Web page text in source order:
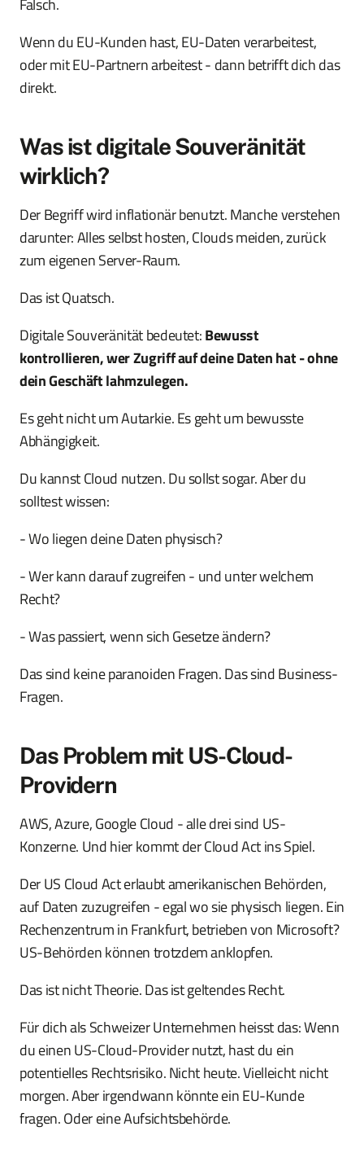
Falsch.
Wenn du EU-Kunden hast, EU-Daten verarbeitest,
oder mit EU-Partnern arbeitest - dann betrifft dich das
direkt.
Was ist digitale Souveränität
wirklich?
Der Begriff wird inflationär benutzt. Manche verstehen
darunter: Alles selbst hosten, Clouds meiden, zurück
zum eigenen Server-Raum.
Das ist Quatsch.
Digitale Souveränität bedeutet:Bewusst
kontrollieren, wer Zugriff auf deine Daten hat - ohne
dein Geschäft lahmzulegen.
Es geht nicht um Autarkie. Es geht um bewusste
Abhängigkeit.
Du kannst Cloud nutzen. Du sollst sogar. Aber du
solltest wissen:
- Wo liegen deine Daten physisch?
- Wer kann darauf zugreifen - und unter welchem
Recht?
- Was passiert, wenn sich Gesetze ändern?
Das sind keine paranoiden Fragen. Das sind Business-
Fragen.
Das Problem mit US-Cloud-
Providern
AWS, Azure, Google Cloud - alle drei sind US-
Konzerne. Und hier kommt der Cloud Act ins Spiel.
Der US Cloud Act erlaubt amerikanischen Behörden,
auf Daten zuzugreifen - egal wo sie physisch liegen. Ein
Rechenzentrum in Frankfurt, betrieben von Microsoft?
US-Behörden können trotzdem anklopfen.
Das ist nicht Theorie. Das ist geltendes Recht.
Für dich als Schweizer Unternehmen heisst das: Wenn
du einen US-Cloud-Provider nutzt, hast du ein
potentielles Rechtsrisiko. Nicht heute. Vielleicht nicht
morgen. Aber irgendwann könnte ein EU-Kunde
fragen. Oder eine Aufsichtsbehörde.